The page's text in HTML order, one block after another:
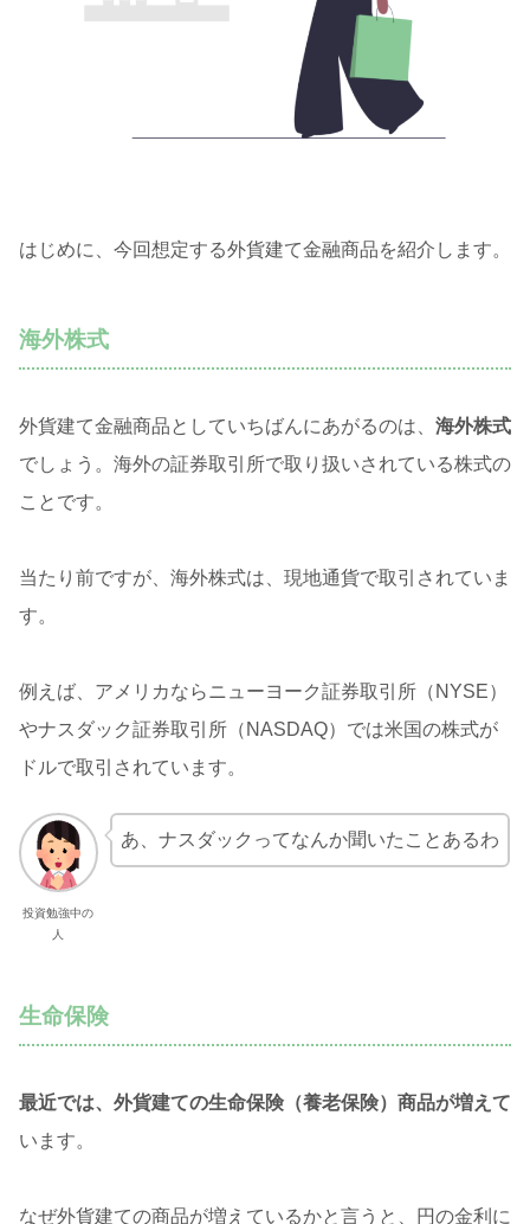
はじめに、今回想定する外貨建て金融商品を紹介します。
海外株式
外貨建て金融商品としていちばんにあがるのは、 海外株式
でしょう。海外の証券取引所で取り扱いされている株式の
ことです。
当たり前ですが、海外株式は、現地通貨で取引されていま
す。
例えば、アメリカならニューヨーク証券取引所（NYSE）
やナスダック証券取引所（NASDAQ）では米国の株式が
ドルで取引されています。
投資勉強中の
人
あ、ナスダックってなんか聞いたことあるわ
生命保険
最近では、外貨建ての生命保険（養老保険）商品が増えて
います。
なぜ外貨建ての商品が増えているかと言うと、円の金利に